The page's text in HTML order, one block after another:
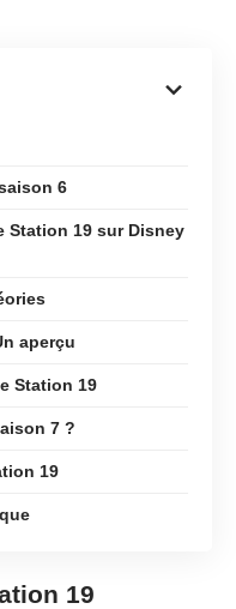
6
Station 19 sur Disney
aperçu
Station 19
7 ?
19
19